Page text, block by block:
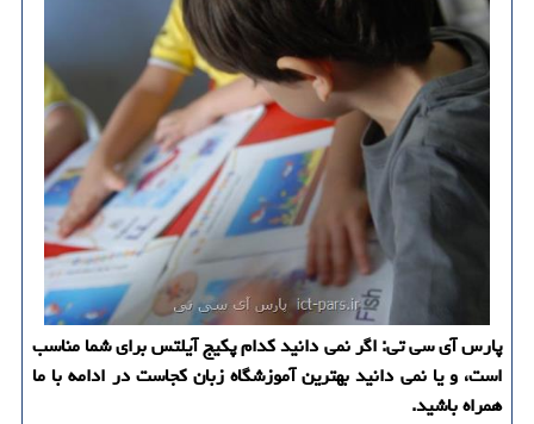
پارس آی سی تی: اگر نمی دانید كدام پكیج آیلتس برای شما مناسب
است، و یا نمی دانید بهترین آموزشگاه زبان كجاست در ادامه با ما
همراه باشید.